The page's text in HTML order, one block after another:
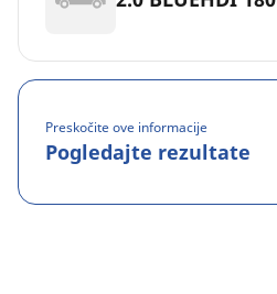
Preskočite ove informacije
Pogledajte rezultate